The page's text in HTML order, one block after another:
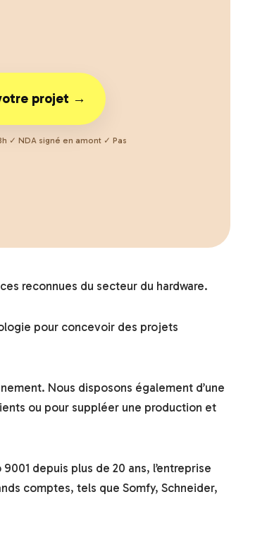
projet →
✓ NDA signé en amont ✓ Pas
reconnues du secteur du hardware.
pour concevoir des projets
Nous disposons également d’une
ou pour suppléer une production et
depuis plus de 20 ans, l’entreprise
comptes, tels que Somfy, Schneider,